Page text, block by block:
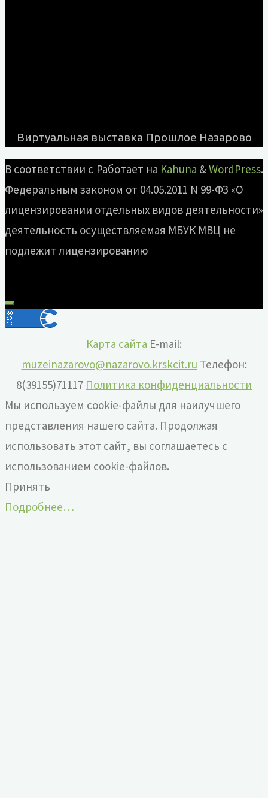
Виртуальная выставка Прошлое Назарово
Работает на Kahuna &WordPress.
В соответствии с
Федеральным законом от 04.05.2011 N 99-ФЗ «О
лицензировании отдельных видов деятельности»
деятельность осуществляемая МБУК МВЦ не
подлежит лицензированию
Карта сайта E-mail:
muzeinazarovo@nazarovo.krskcit.ru Телефон:
8(39155)71117 Политика конфиденциальности
Мы используем cookie-файлы для наилучшего
представления нашего сайта. Продолжая
использовать этот сайт, вы соглашаетесь с
использованием cookie-файлов.
Принять
Подробнее…